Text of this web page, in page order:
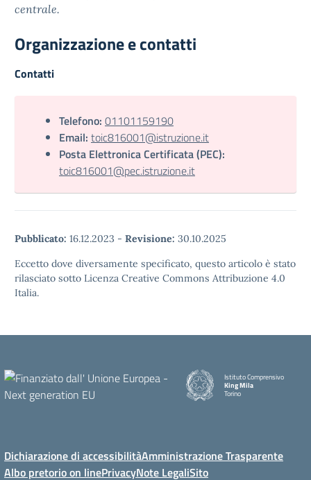
centrale.
Organizzazione e contatti
Contatti
Telefono: 01101159190
Email: toic816001@istruzione.it
Posta Elettronica Certificata (PEC):
toic816001@pec.istruzione.it
Pubblicato: 16.12.2023 - Revisione: 30.10.2025
Eccetto dove diversamente specificato, questo articolo è stato
rilasciato sotto Licenza Creative Commons Attribuzione 4.0
Italia.
Istituto Comprensivo
King Mila
Torino
Dichiarazione di accessibilitàAmministrazione Trasparente
Albo pretorio on linePrivacyNote LegaliSito